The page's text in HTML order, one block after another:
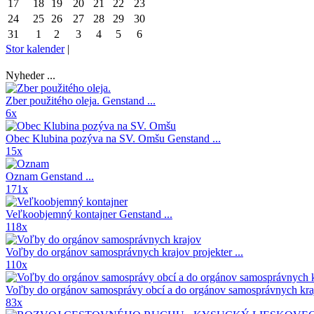
17
18 19 20 21 22
23
24
25 26 27 28 29
30
31
1 2 3 4 5
6
Stor kalender|
Nyheder ...
Zber použitého oleja. Genstand ...
6x
Obec Klubina pozýva na SV. Omšu Genstand ...
15x
Oznam Genstand ...
171x
Veľkoobjemný kontajnerGenstand ...
118x
Voľby do orgánov samosprávnych krajov projekter ...
110x
Voľby do orgánov samosprávy obcí a do orgánov samosprávnych
83x